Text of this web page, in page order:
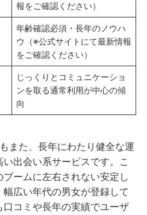
報をご確認ください）
年齢確認必須・長年のノウハ
ウ（※公式サイトにて最新情報
をご確認ください）
じっくりとコミュニケーショ
ンを取る通常利用が中心の傾
向
また、長年にわたり健全な運
出会い系サービスです。こ
ームに左右されない安定し
広い年代の男女が登録して
コミや長年の実績でユーザ